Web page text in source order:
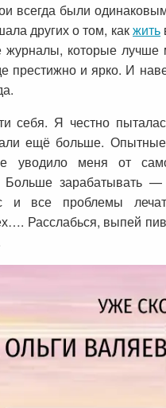
всегда были
других о том, какжить
которые лучше
и ярко. И
себя. Я честно
ещё больше.
уводило меня от
Больше зарабатывать
и все проблемы
Расслабься, выпей